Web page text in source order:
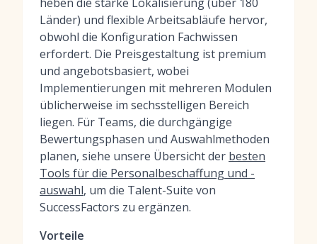
Länder) und flexible Arbeitsabläufe hervor,
obwohl die Konfiguration Fachwissen
erfordert. Die Preisgestaltung ist premium
und angebotsbasiert, wobei
Implementierungen mit mehreren Modulen
üblicherweise im sechsstelligen Bereich
liegen. Für Teams, die durchgängige
Bewertungsphasen und Auswahlmethoden
planen, siehe unsere Übersicht der besten
Tools für die Personalbeschaffung und -
auswahl, um die Talent-Suite von
SuccessFactors zu ergänzen.
Vorteile